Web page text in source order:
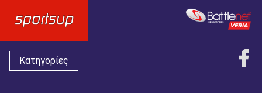
Κατηγορίες